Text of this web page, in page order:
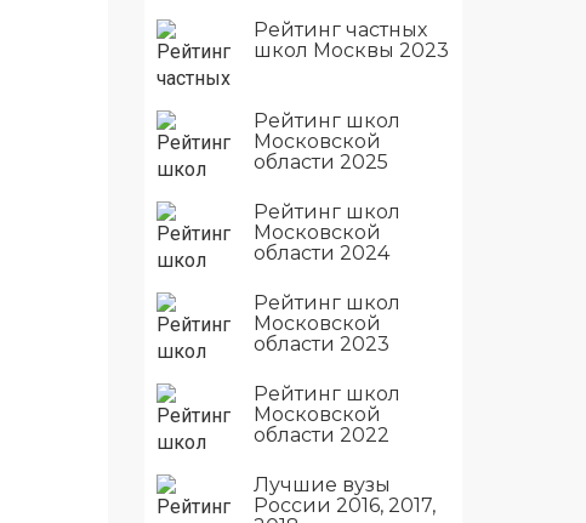
Рейтинг частных
школ Москвы 2023
Рейтинг школ
Московской
области 2025
Рейтинг школ
Московской
области 2024
Рейтинг школ
Московской
области 2023
Рейтинг школ
Московской
области 2022
Лучшие вузы
России 2016, 2017,